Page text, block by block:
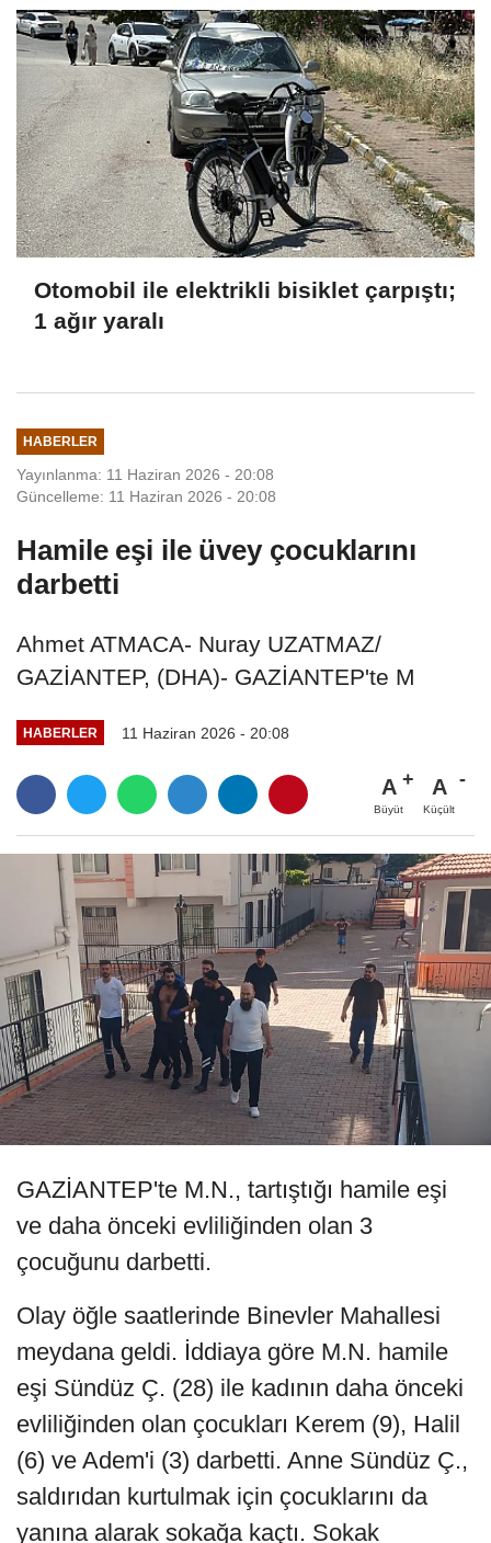
Otomobil ile elektrikli bisiklet çarpıştı;
1 ağır yaralı
HABERLER
Yayınlanma: 11 Haziran 2026 - 20:08
Güncelleme: 11 Haziran 2026 - 20:08
Hamile eşi ile üvey çocuklarını
darbetti
Ahmet ATMACA- Nuray UZATMAZ/
GAZİANTEP, (DHA)- GAZİANTEP'te M
HABERLER 11 Haziran 2026 - 20:08
A
Büyüt
A
Küçült
GAZİANTEP'te M.N., tartıştığı hamile eşi
ve daha önceki evliliğinden olan 3
çocuğunu darbetti.
Olay öğle saatlerinde Binevler Mahallesi
meydana geldi. İddiaya göre M.N. hamile
eşi Sündüz Ç. (28) ile kadının daha önceki
evliliğinden olan çocukları Kerem (9), Halil
(6) ve Adem'i (3) darbetti. Anne Sündüz Ç.,
saldırıdan kurtulmak için çocuklarını da
yanına alarak sokağa kaçtı. Sokak